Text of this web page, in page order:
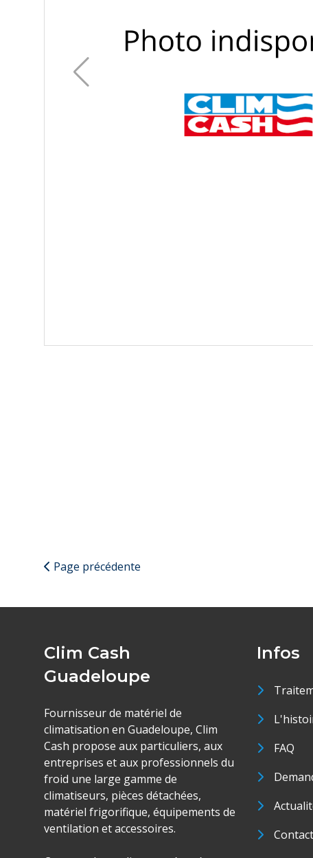
Page précédente
Clim Cash
Guadeloupe
Fournisseur de matériel de
climatisation en Guadeloupe, Clim
Cash propose aux particuliers, aux
entreprises et aux professionnels du
froid une large gamme de
climatiseurs, pièces détachées,
matériel frigorifique, équipements de
ventilation et accessoires.
Infos
FAQ
Contact